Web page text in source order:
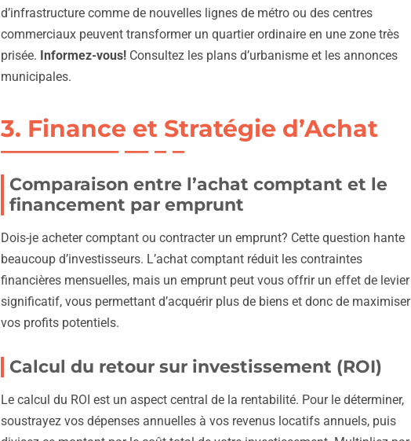
d’infrastructure comme de nouvelles lignes de métro ou des centres
commerciaux peuvent transformer un quartier ordinaire en une zone très
prisée. Informez-vous! Consultez les plans d’urbanisme et les annonces
municipales.
3. Finance et Stratégie d’Achat
Comparaison entre l’achat comptant et le
financement par emprunt
Dois-je acheter comptant ou contracter un emprunt? Cette question hante
beaucoup d’investisseurs. L’achat comptant réduit les contraintes
financières mensuelles, mais un emprunt peut vous offrir un effet de levier
significatif, vous permettant d’acquérir plus de biens et donc de maximiser
vos profits potentiels.
Calcul du retour sur investissement (ROI)
Le calcul du ROI est un aspect central de la rentabilité. Pour le déterminer,
soustrayez vos dépenses annuelles à vos revenus locatifs annuels, puis